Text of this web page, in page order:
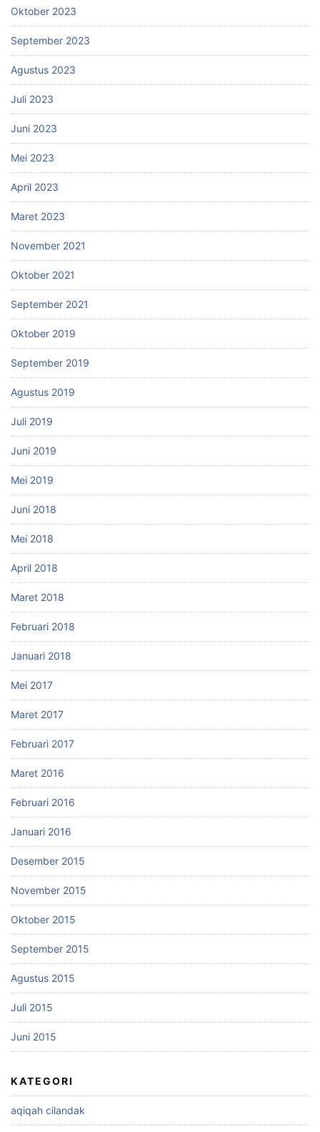
Oktober 2023
September 2023
Agustus 2023
Juli 2023
Juni 2023
Mei 2023
April 2023
Maret 2023
November 2021
Oktober 2021
September 2021
Oktober 2019
September 2019
Agustus 2019
Juli 2019
Juni 2019
Mei 2019
Juni 2018
Mei 2018
April 2018
Maret 2018
Februari 2018
Januari 2018
Mei 2017
Maret 2017
Februari 2017
Maret 2016
Februari 2016
Januari 2016
Desember 2015
November 2015
Oktober 2015
September 2015
Agustus 2015
Juli 2015
Juni 2015
KATEGORI
aqiqah cilandak